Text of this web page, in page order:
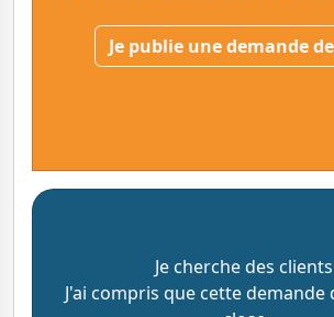
Je publie une demande
Je cherche des
J'ai compris que cette demande